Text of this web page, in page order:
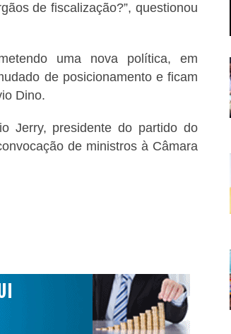
de fiscalização?”, questionou
uma nova política, em
de posicionamento e ficam
Dino.
Jerry, presidente do partido do
de ministros à Câmara